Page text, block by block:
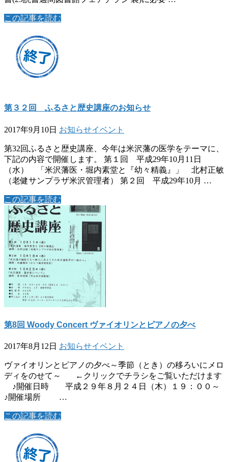
この記事を読む
第３２回 ふるさと歴史講座のお知らせ
2017年9月10日 お知らせイベント
第32回ふるさと歴史講座、今年は米沢藩の医学をテーマに、
下記の内容で開催します。 第１回 平成29年10月11日
（水） 「米沢藩医・堀内素堂と『幼々精義』」 北村正敏
（老健サンプラザ米沢管理者） 第２回 平成29年10月 …
この記事を読む
第8回 Woody Concert ヴァイオリンとピアノの夕べ
2017年8月12日 お知らせイベント
ヴァイオリンとピアノの夕べ～季節（とき）の移ろいにメロ
ディをのせて～ ←クリックでチラシをご覧いただけます
♪開催日時 平成２９年８月２４日（木）１９：００～
♪開催場所 …
この記事を読む